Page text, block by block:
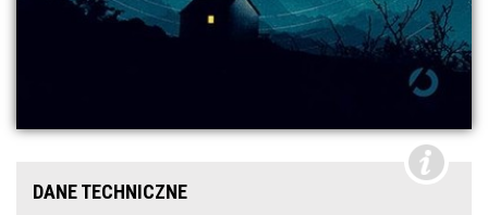
DANE TECHNICZNE